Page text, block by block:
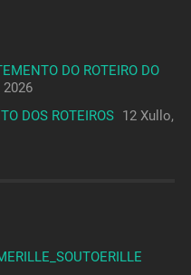
DO ROTEIRO DO
2026
DOS ROTEIROS 12 Xullo,